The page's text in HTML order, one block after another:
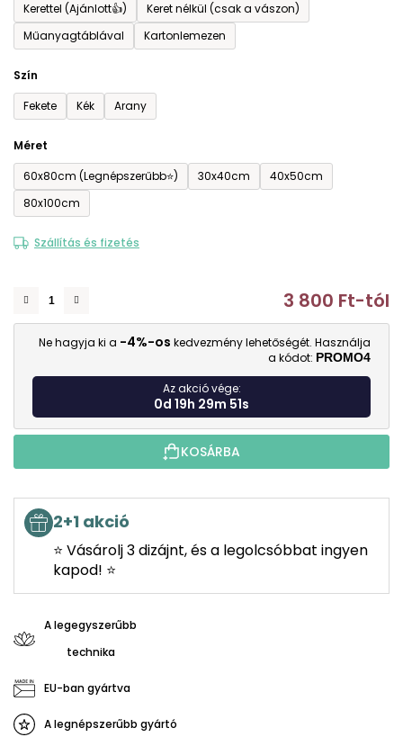
Kerettel (Ajánlott👍)
Keret nélkül (csak a vászon)
Műanyagtáblával
Kartonlemezen
Szín
Fekete
Kék Arany
Méret
60x80cm (Legnépszerűbb⭐)
30x40cm
40x50cm
80x100cm
Szállítás és fizetés
3 800 Ft-tól
Ne hagyja ki a -4%-os kedvezmény lehetőségét. Használja
a kódot: PROMO4
Az akció vége:
0d 19h 29m 50s
KOSÁRBA
2+1 akció
⭐ Vásárolj 3 dizájnt, és a legolcsóbbat ingyen
kapod! ⭐
A legegyszerűbb
technika
EU-ban gyártva
A legnépszerűbb gyártó